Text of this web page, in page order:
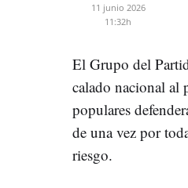
11 junio 2026
11:32h
El Grupo del
calado nacional al
populares
de una vez por
riesgo.